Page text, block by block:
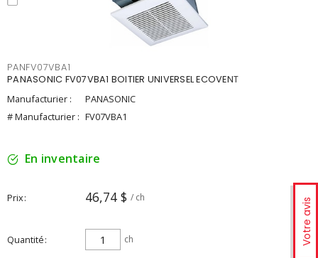
Votre avis
PANFV07VBA1
PANASONIC FV07VBA1 BOITIER UNIVERSEL ECOVENT
Manufacturier :
PANASONIC
# Manufacturier : FV07VBA1
En inventaire
Prix 46,74 $ / ch
Quantité ch